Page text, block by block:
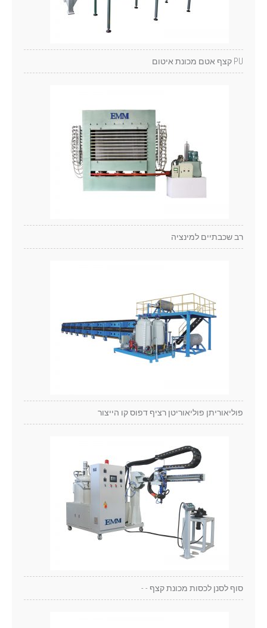
PU קצף אטם מכונת איטום
רב שכבתיים למינציה
פוליאוריתן פוליאוריטן רציף דפוס קו הייצור
סוף לסנן לכסות מכונת קצף - -